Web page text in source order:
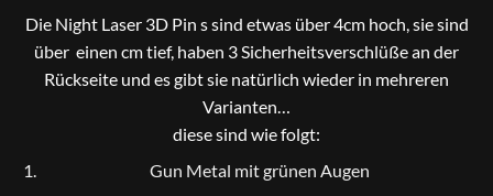
Die Night Laser 3D Pin s sind etwas über 4cm hoch, sie sind
über einen cm tief, haben 3 Sicherheitsverschlüße an der
Rückseite und es gibt sie natürlich wieder in mehreren
Varianten…
diese sind wie folgt:
Gun Metal mit grünen Augen